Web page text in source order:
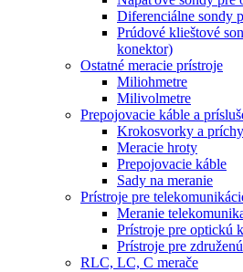
Diferenciálne sondy
Prúdové klieštové
konektor)
Ostatné meracie prístroje
Miliohmetre
Milivolmetre
Prepojovacie káble a
Krokosvorky a
Meracie hroty
Prepojovacie káble
Sady na meranie
Prístroje pre
Meranie
Prístroje pre optickú
Prístroje pre
RLC, LC, C merače